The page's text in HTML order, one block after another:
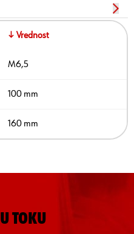
↓ Vrednost
M6,5
100 mm
160 mm
U TOKU